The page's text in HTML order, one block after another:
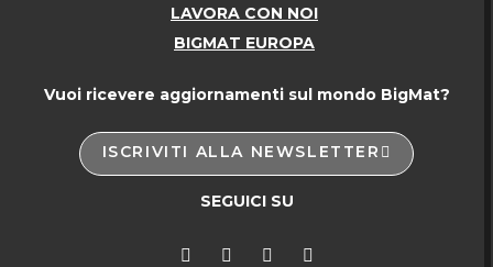
LAVORA CON NOI
BIGMAT EUROPA
Vuoi ricevere aggiornamenti sul mondo BigMat?
ISCRIVITI ALLA NEWSLETTER
SEGUICI SU